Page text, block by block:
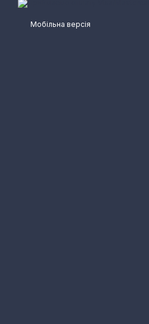
Мобільна версія